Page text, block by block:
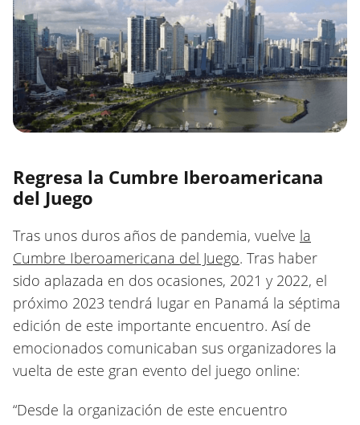
Regresa la Cumbre Iberoamericana
del Juego
Tras unos duros años de pandemia, vuelve la
Cumbre Iberoamericana del Juego. Tras haber
sido aplazada en dos ocasiones, 2021 y 2022, el
próximo 2023 tendrá lugar en Panamá la séptima
edición de este importante encuentro. Así de
emocionados comunicaban sus organizadores la
vuelta de este gran evento del juego online:
“Desde la organización de este encuentro